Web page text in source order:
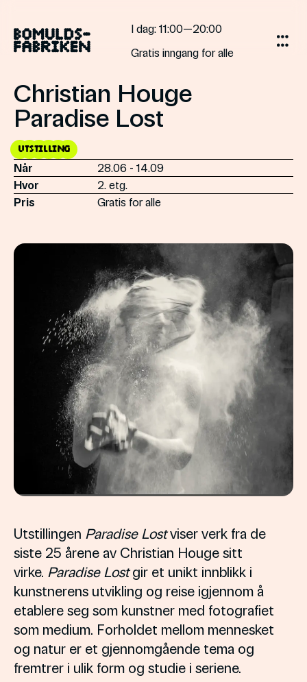
content
I dag: 11:00—20:00
Gratis inngang for alle
Christian Houge
Paradise Lost
utstilling
Når
28.06 - 14.09
Hvor
2. etg.
Pris
Gratis for alle
Utstillingen Paradise Lostviser verk fra de
siste 25 årene av Christian Houge sitt
virke. Paradise Lostgir et unikt innblikk i
kunstnerens utvikling og reise igjennom å
etablere seg som kunstner med fotografiet
som medium. Forholdet mellom mennesket
og natur er et gjennomgående tema og
fremtrer i ulik form og studie i seriene.